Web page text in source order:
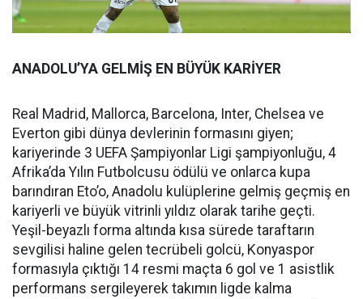
ANADOLU’YA GELMİŞ EN BÜYÜK KARİYER
Real Madrid, Mallorca, Barcelona, Inter, Chelsea ve
Everton gibi dünya devlerinin formasını giyen;
kariyerinde 3 UEFA Şampiyonlar Ligi şampiyonluğu, 4
Afrika’da Yılın Futbolcusu ödülü ve onlarca kupa
barındıran Eto’o, Anadolu kulüplerine gelmiş geçmiş en
kariyerli ve büyük vitrinli yıldız olarak tarihe geçti.
Yeşil-beyazlı forma altında kısa sürede taraftarın
sevgilisi haline gelen tecrübeli golcü, Konyaspor
formasıyla çıktığı 14 resmi maçta 6 gol ve 1 asistlik
performans sergileyerek takımın ligde kalma